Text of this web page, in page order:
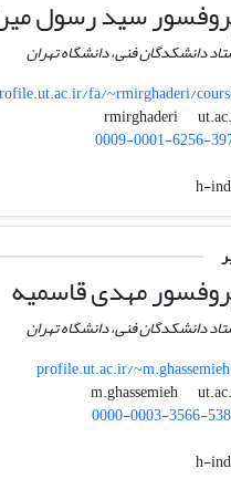
سید رسول
دانشکدگان فنی، دانشگاه تهران
fa/~rmirghaderi/
0009-0001-6256-
h-
مهدی قاسمیه
دانشکدگان فنی، دانشگاه تهران
profile.ut.ac.ir/
0000-0003-3566-
h-